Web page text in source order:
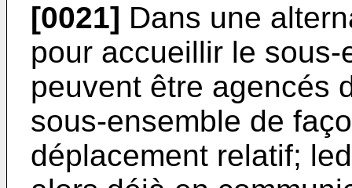
[0021] Dans une
pour accueillir le
peuvent être agencés
sous-ensemble de
déplacement relatif;